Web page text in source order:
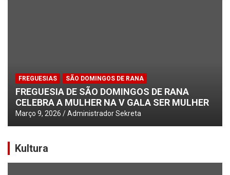
FREGUESIAS SÃO DOMINGOS DE RANA
FREGUESIA DE SÃO DOMINGOS DE RANA
CELEBRA A MULHER NA V GALA SER MULHER
Março 9, 2026 Administrador Sekreta
Kultura